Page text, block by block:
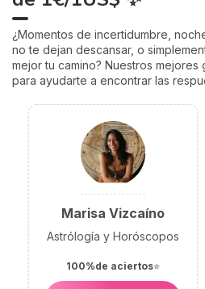
¿Momentos de incertidumbre,
no te dejan descansar, o
mejor tu camino? Nuestros
para ayudarte a encontrar las
Marisa Vizcaíno
Astrólogía y Horóscopos
100%de aciertos⭐